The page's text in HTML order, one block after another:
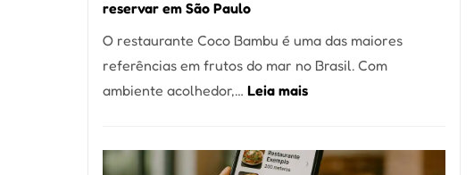
para
a
Alta
reservar em São Paulo
O restaurante Coco Bambu é uma das maiores
referências em frutos do mar no Brasil. Com
ambiente acolhedor,… Leia mais:
onde